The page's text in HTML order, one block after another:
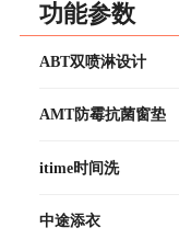
功能参数
ABT双喷淋设计
AMT防霉抗菌窗垫
itime时间洗
中途添衣